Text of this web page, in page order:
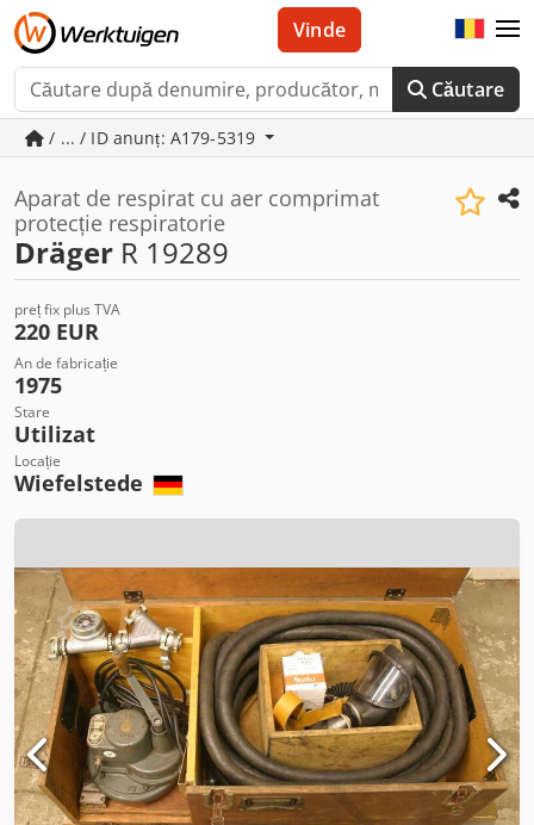
Căutare
Vinde
/ ... / ID anunț: A179-5319
Aparat de respirat cu aer comprimat
protecție respiratorie
Dräger R 19289
preț fix plus TVA
220 EUR
An de fabricație
1975
Stare
Utilizat
Locație
Wiefelstede